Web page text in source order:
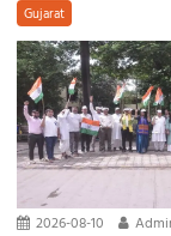
Gujarat
2026-08-10